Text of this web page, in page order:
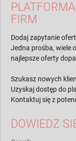
FIRM
Dodaj zapytanie
Jedna prośba, wiele
najlepsze oferty
Szukasz nowych
Uzyskaj dostęp do
Kontaktuj się z
DOWIEDZ